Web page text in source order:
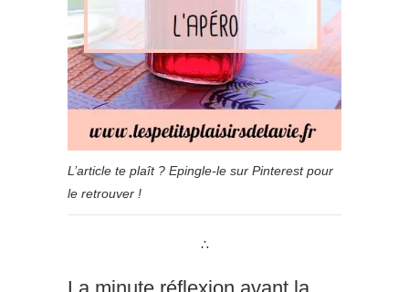
L’article te plaît ? Epingle-le sur Pinterest pour
le retrouver !
∴